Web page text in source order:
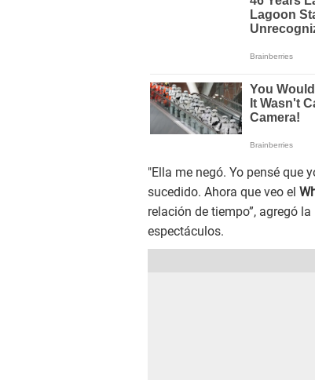
"Ella me negó. Yo pensé que
sucedido. Ahora que veo el
relación de tiempo”, agregó
espectáculos.